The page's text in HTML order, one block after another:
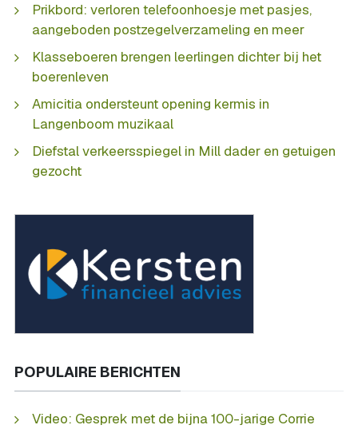
Prikbord: verloren telefoonhoesje met pasjes,
aangeboden postzegelverzameling en meer
Klasseboeren brengen leerlingen dichter bij het
boerenleven
Amicitia ondersteunt opening kermis in
Langenboom muzikaal
Diefstal verkeersspiegel in Mill dader en getuigen
gezocht
POPULAIRE BERICHTEN
Video: Gesprek met de bijna 100-jarige Corrie